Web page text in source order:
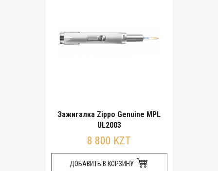
Зажигалка Zippo Genuine MPL
UL2003
8 800 KZT
ДОБАВИТЬ В КОРЗИНУ